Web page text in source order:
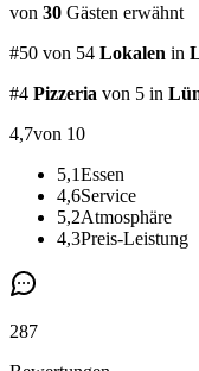
von 30 Gästen erwähnt
#50 von 54 Lokalen in
#4 Pizzeria von 5 in
4,7von 10
5,1Essen
4,6Service
5,2Atmosphäre
4,3Preis-Leistung
287